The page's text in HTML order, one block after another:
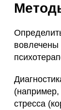
вовлечены
стресса